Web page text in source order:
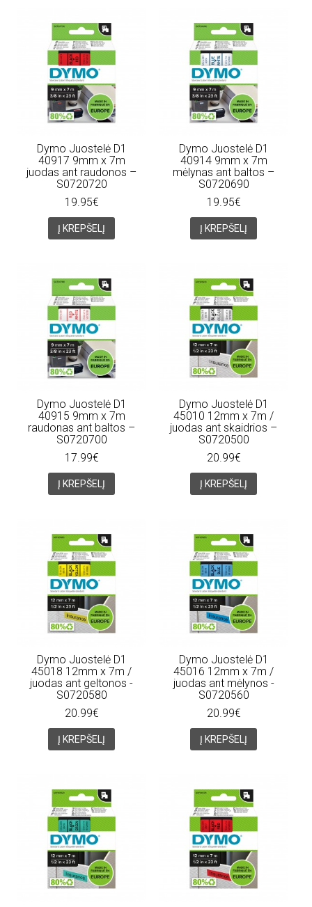
Dymo Juostelė D1
40917 9mm x 7m
juodas ant raudonos –
S0720720
19.95€
Į KREPŠELĮ
Dymo Juostelė D1
40914 9mm x 7m
mėlynas ant baltos –
S0720690
19.95€
Į KREPŠELĮ
Dymo Juostelė D1
40915 9mm x 7m
raudonas ant baltos –
S0720700
17.99€
Į KREPŠELĮ
Dymo Juostelė D1
45010 12mm x 7m /
juodas ant skaidrios –
S0720500
20.99€
Į KREPŠELĮ
Dymo Juostelė D1
45018 12mm x 7m /
juodas ant geltonos -
S0720580
20.99€
Į KREPŠELĮ
Dymo Juostelė D1
45016 12mm x 7m /
juodas ant mėlynos -
S0720560
20.99€
Į KREPŠELĮ